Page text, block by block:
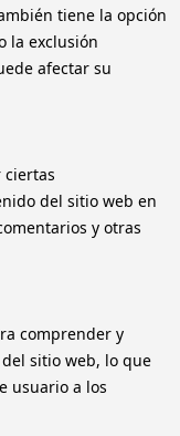
tiene la opción
la exclusión
afectar su
ciertas
del sitio web en
y otras
comprender y
sitio web, lo que
usuario a los